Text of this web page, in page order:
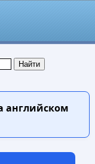
английском